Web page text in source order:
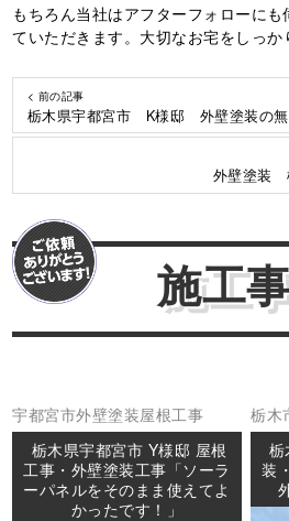
もちろん当社はアフターフォローに
ていただきます。大切なお宅をしっか
< 前の記事
栃木県宇都宮市 K様邸 外壁塗装の無
外壁塗装
施工
宇都宮市外壁塗装屋根工事
栃木県宇都宮市 Y様邸 屋根
工事・外壁塗装工事「ソーラ
ーパネルをそのまま使えてよ
かったです！」
栃木
外壁
栃
装